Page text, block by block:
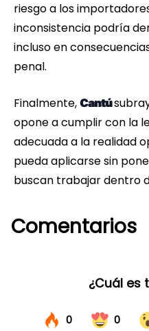
riesgo a los
inconsistencia podría
incluso en
penal.
Finalmente, Cantú
opone a cumplir con la
adecuada a la realidad
pueda aplicarse sin
buscan trabajar dentro
Comentarios